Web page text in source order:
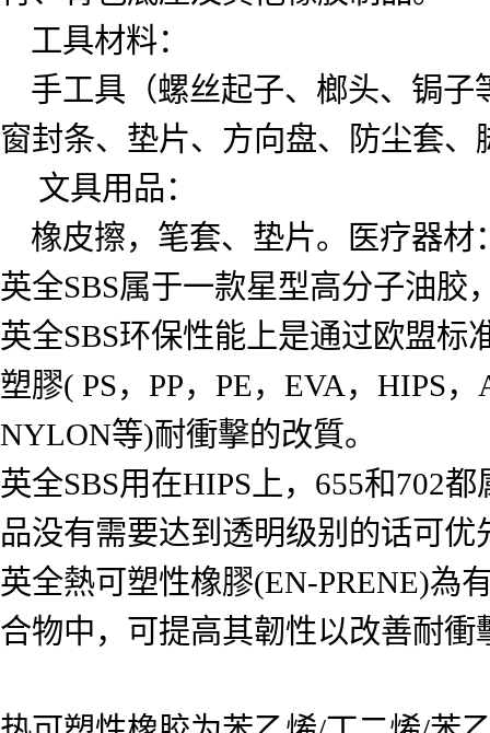
工具材料：
手工具（螺丝起子、榔头、锔子
窗封条、垫片、方向盘、防尘套
文具用品：
橡皮擦，笔套、垫片。医疗器材
英全SBS属于一款星型高分子油
英全SBS环保性能上是通过欧盟标
塑膠( PS，PP，PE，EVA，HIPS
NYLON等)耐衝擊的改質。
英全SBS用在HIPS上，655和702
品没有需要达到透明级别的话可优
英全熱可塑性橡膠(EN-PRENE)為
合物中，可提高其韌性以改善耐衝